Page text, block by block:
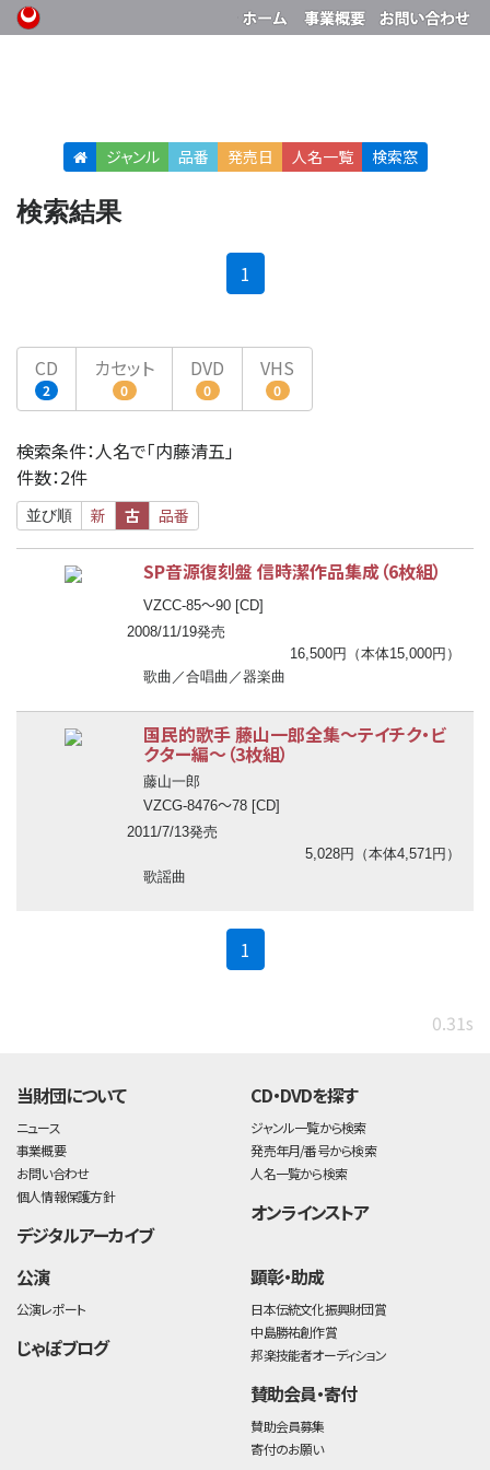
ジャンル 品番 発売日 人名一覧 検索窓
検索結果
1
CD
2
カセット
0
DVD
0
VHS
0
検索条件：人名で「内藤清五」
件数：2件
並び順 新 古 品番
SP音源復刻盤 信時潔作品集成（6枚組）
VZCC-85〜90 [CD]
2008/11/19発売
16,500円（本体15,000円）
歌曲／合唱曲／器楽曲
国民的歌手 藤山一郎全集〜テイチク・ビ
クター編〜（3枚組）
藤山一郎
VZCG-8476〜78 [CD]
2011/7/13発売
5,028円（本体4,571円）
歌謡曲
1
0.31s
当財団について
ニュース
事業概要
お問い合わせ
個人情報保護方針
デジタルアーカイブ
CD・DVDを探す
ジャンル一覧から検索
発売年月/番号から検索
人名一覧から検索
オンラインストア
公演
公演レポート
じゃぽブログ
顕彰・助成
日本伝統文化振興財団賞
中島勝祐創作賞
邦楽技能者オーディション
賛助会員・寄付
賛助会員募集
寄付のお願い